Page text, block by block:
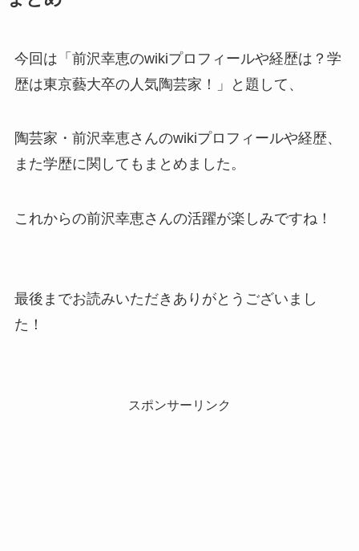
今回は「前沢幸恵のwikiプロフィールや経歴は？学
歴は東京藝大卒の人気陶芸家！」と題して、
陶芸家・前沢幸恵さんのwikiプロフィールや経歴、
また学歴に関してもまとめました。
これからの前沢幸恵さんの活躍が楽しみですね！
最後までお読みいただきありがとうございまし
た！
スポンサーリンク